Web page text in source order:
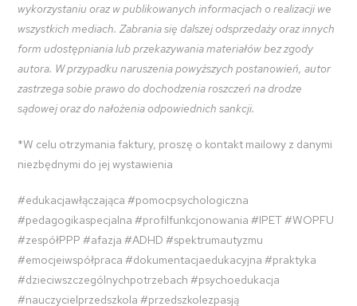
wykorzystaniu oraz w publikowanych informacjach o realizacji we
wszystkich mediach. Zabrania się dalszej odsprzedaży oraz innych
form udostępniania lub przekazywania materiałów bez zgody
autora. W przypadku naruszenia powyższych postanowień, autor
zastrzega sobie prawo do dochodzenia roszczeń na drodze
sądowej oraz do nałożenia odpowiednich sankcji.
*W celu otrzymania faktury, proszę o kontakt mailowy z danymi
niezbędnymi do jej wystawienia
#edukacjawłączająca #pomocpsychologiczna
#pedagogikaspecjalna #profilfunkcjonowania #IPET #WOPFU
#zespółPPP #afazja #ADHD #spektrumautyzmu
#emocjeiwspółpraca #dokumentacjaedukacyjna #praktyka
#dzieciwszczególnychpotrzebach #psychoedukacja
#nauczycielprzedszkola #przedszkolezpasją